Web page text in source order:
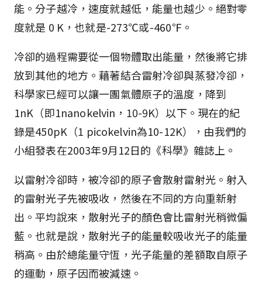
能。分子越冷，速度就越低，能量也越少。絕對零
度就是 0 K，也就是-273℃或-460℉。
冷卻的過程需要從一個物體取出能量，然後將它排
放到其他的地方。藉著結合雷射冷卻與蒸發冷卻，
科學家已經可以讓一團氣體原子的溫度，降到
1nK（即1nanokelvin，10-9K）以下。現在的紀
錄是450pK（1 picokelvin為10-12K），由我們的
小組發表在2003年9月12日的《科學》雜誌上。
以雷射冷卻時，被冷卻的原子會散射雷射光。射入
的雷射光子先被吸收，然後在不同的方向重新射
出。平均說來，散射光子的顏色會比雷射光稍微偏
藍。也就是說，散射光子的能量較吸收光子的能量
稍高。由於總能量守恆，光子能量的差額取自原子
的運動，原子因而被減速。